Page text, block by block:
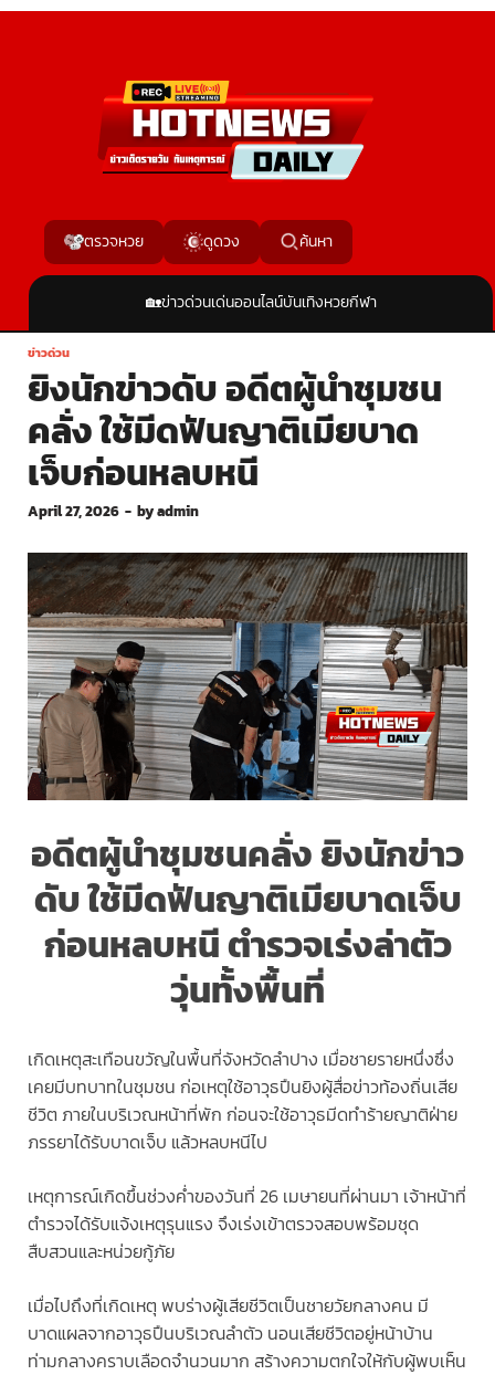
ตรวจหวย ดูดวง ค้นหา
🏡ข่าวด่วนเด่นออนไลน์บันเทิงหวยกีฬา
ข่าวด่วน
ยิงนักข่าวดับ อดีตผู้นำชุมชน
คลั่ง ใช้มีดฟันญาติเมียบาด
เจ็บก่อนหลบหนี
April 27, 2026 - byadmin
อดีตผู้นำชุมชนคลั่งยิงนักข่าว
ดับใช้มีดฟันญาติเมียบาดเจ็บ
ก่อนหลบหนี ตำรวจเร่งล่าตัว
วุ่นทั้งพื้นที่
เกิดเหตุสะเทือนขวัญในพื้นที่จังหวัดลำปาง เมื่อชายรายหนึ่งซึ่ง
เคยมีบทบาทในชุมชน ก่อเหตุใช้อาวุธปืนยิงผู้สื่อข่าวท้องถิ่นเสีย
ชีวิต ภายในบริเวณหน้าที่พัก ก่อนจะใช้อาวุธมีดทำร้ายญาติฝ่าย
ภรรยาได้รับบาดเจ็บ แล้วหลบหนีไป
เหตุการณ์เกิดขึ้นช่วงค่ำของวันที่ 26 เมษายนที่ผ่านมา เจ้าหน้าที่
ตำรวจได้รับแจ้งเหตุรุนแรง จึงเร่งเข้าตรวจสอบพร้อมชุด
สืบสวนและหน่วยกู้ภัย
เมื่อไปถึงที่เกิดเหตุ พบร่างผู้เสียชีวิตเป็นชายวัยกลางคน มี
บาดแผลจากอาวุธปืนบริเวณลำตัว นอนเสียชีวิตอยู่หน้าบ้าน
ท่ามกลางคราบเลือดจำนวนมาก สร้างความตกใจให้กับผู้พบเห็น